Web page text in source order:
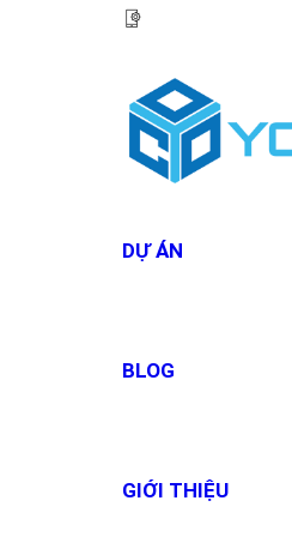
DỰ ÁN
BLOG
GIỚI THIỆU